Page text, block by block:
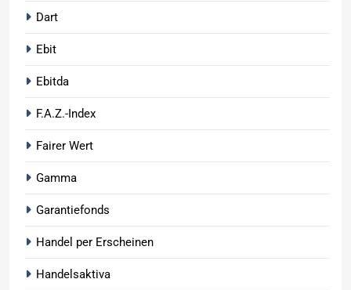
Dart
Ebit
Ebitda
F.A.Z.-Index
Fairer Wert
Gamma
Garantiefonds
Handel per Erscheinen
Handelsaktiva